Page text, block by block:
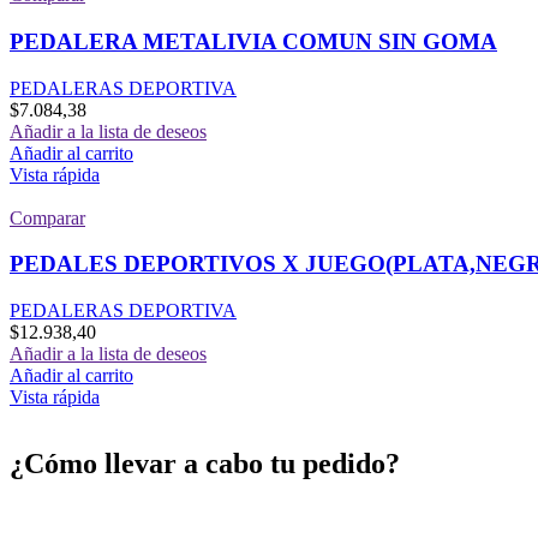
PEDALERA METALIVIA COMUN SIN GOMA
PEDALERAS DEPORTIVA
$7.084,38
Añadir a la lista de deseos
Añadir al carrito
Vista rápida
Comparar
PEDALES DEPORTIVOS X
PEDALERAS DEPORTIVA
$12.938,40
Añadir a la lista de deseos
Añadir al carrito
Vista rápida
¿Cómo llevar a cabo tu pedido?